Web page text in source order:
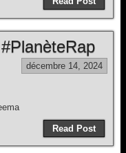
décembre 14, 2024
Read Post